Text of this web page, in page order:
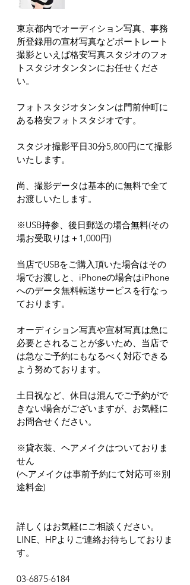
東京都内でオーディション写真、事務
所登録用の宣材写真などポートレート
撮影といえば格安写真スタジオのフォ
トスタジオタンタンにお任せくださ
い。
フォトスタジオタンタンは門前仲町に
ある格安フォトスタジオです。
スタジオ撮影平日30分5,800円にて撮影
いたします。
尚、撮影データは基本的に無料で全て
お渡しいたします。
※USB持参、後日郵送の場合無料(その
場お受取りは＋1,000円)
当店でUSBをご購入頂いた場合はその
場でお渡しと、iPhoneの場合はiPhone
へのデータ無料転送サービスを行なっ
ております。
オーディション写真や宣材写真は急に
必要とされることが多いため、当店で
は急なご予約にもなるべく対応できる
よう努めております。
土日祝など、休日は混んでご予約がで
きない場合がございますが、お気軽に
お問合せください。
※貸衣装、ヘアメイクはついておりま
せん
(ヘアメイクは事前予約にて対応可※別
途料金)
詳しくはお気軽にご相談ください。
LINE、HPよりご連絡お待ちしておりま
す。
03-6875-6184